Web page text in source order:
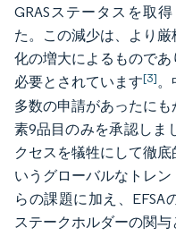
GRASステータスを取
た。この減少は、より
化の増大によるもので
必要とされています[3]。
多数の申請があったに
素9品目のみを承認しま
クセスを犠牲にして徹
いうグローバルなトレ
らの課題に加え、EFSA
ステークホルダーの関